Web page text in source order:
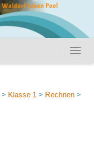
> Klasse 1 > Rechnen >